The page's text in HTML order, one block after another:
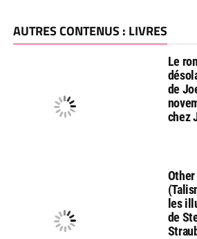
AUTRES CONTENUS : LIVRES
Le
de
chez
Other
les
de